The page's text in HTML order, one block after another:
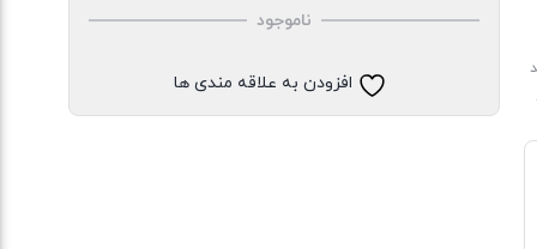
ناموجود
افزودن به علاقه مندی ها